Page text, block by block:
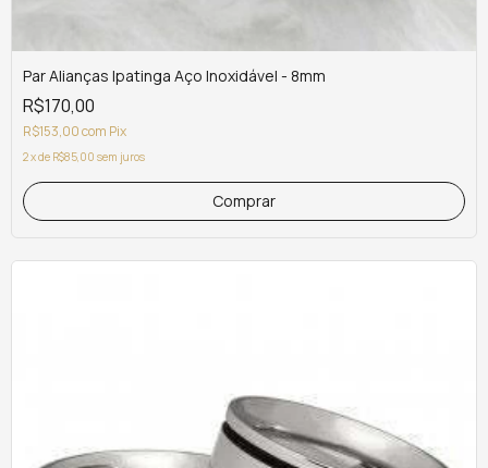
Par Alianças Ipatinga Aço Inoxidável - 8mm
R$170,00
R$153,00com Pix
2xde R$85,00 sem juros